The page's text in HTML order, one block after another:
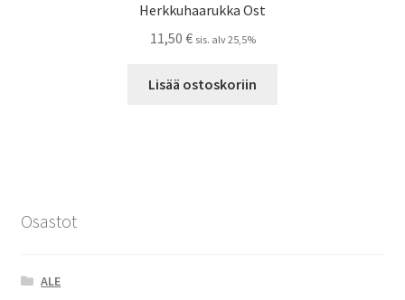
Herkkuhaarukka Ost
11,50 € sis. alv 25,5%
Lisää ostoskoriin
Osastot
ALE